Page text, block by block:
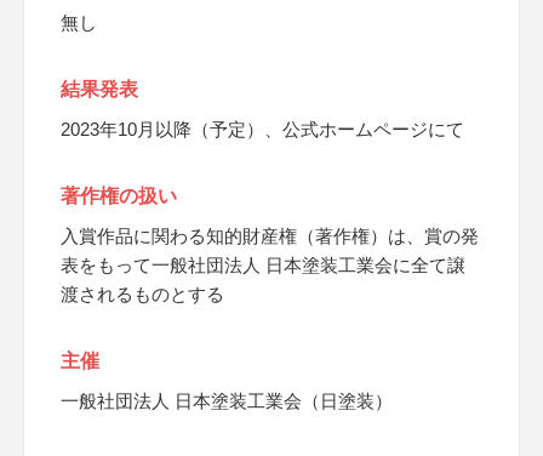
無し
結果発表
2023年10月以降（予定）、公式ホームページにて
著作権の扱い
入賞作品に関わる知的財産権（著作権）は、賞の発
表をもって一般社団法人 日本塗装工業会に全て譲
渡されるものとする
主催
一般社団法人 日本塗装工業会（日塗装）